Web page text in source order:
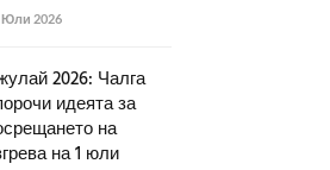
Юли 2026
2026: Чалга
идеята за
на
на 1 юли